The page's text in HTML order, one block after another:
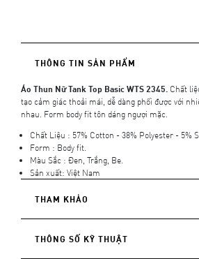
THÔNG TIN SẢN PHẨM
Áo Thun Nữ Tank Top Basic WTS 2345. Chất
tạo cảm giác thoải mái, dễ dàng phối được với
nhau. Form body fit tôn dáng ngượi mặc.
Chất Liệu : 57% Cotton - 38% Polyester - 5%
Form : Body fit.
Màu Sắc : Đen, Trắng, Be.
Sản xuất: Việt Nam
THAM KHẢO
THÔNG SỐ KỸ THUẬT